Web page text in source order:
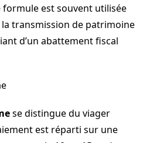
formule est souvent utilisée
transmission de patrimoine
d’un abattement fiscal
se distingue du viager
est réparti sur une